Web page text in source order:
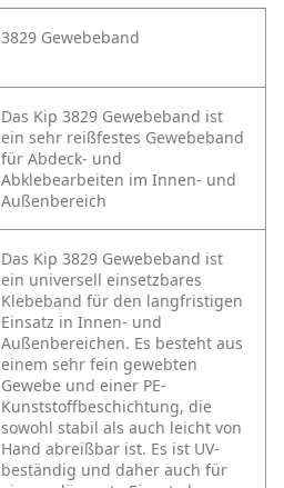
3829 Gewebeband
Das Kip 3829 Gewebeband ist
ein sehr reißfestes Gewebeband
für Abdeck- und
Abklebearbeiten im Innen- und
Außenbereich
Das Kip 3829 Gewebeband ist
ein universell einsetzbares
Klebeband für den langfristigen
Einsatz in Innen- und
Außenbereichen. Es besteht aus
einem sehr fein gewebten
Gewebe und einer PE-
Kunststoffbeschichtung, die
sowohl stabil als auch leicht von
Hand abreißbar ist. Es ist UV-
beständig und daher auch für